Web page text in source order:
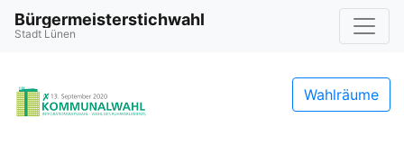
Bürgermeisterstichwahl
Stadt Lünen
Wahlräume